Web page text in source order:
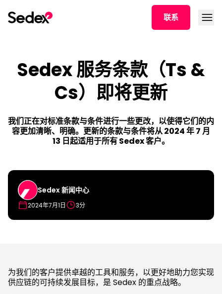
联系 打开
Sedex 服务条款（Ts &
Cs）即将更新
我们正在对标准条款与条件进行一些更改，以使得它们的内
容更加清晰、明确。更新的条款与条件将从 2024 年 7 月
13 日起适用于所有 Sedex 客户。
Sedex 新闻中心
2024年7月1日 3分
为我们的客户提供卓越的工具和服务，以更好地助力您实现
供应链的可持续发展目标，是 Sedex 的重点战略。